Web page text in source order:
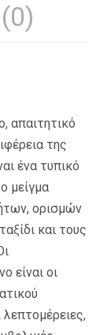
απαιτητικό
της
ένα τυπικό
μείγμα
ορισμών
και τους
είναι οι
λεπτομέρειες,